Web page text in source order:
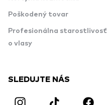
Poškodený tovar
Profesionálna starostlivosť
o vlasy
SLEDUJTE NÁS